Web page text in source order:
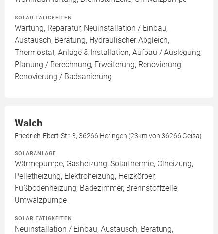
SOLAR TÄTIGKEITEN
Wartung, Reparatur, Neuinstallation / Einbau,
Austausch, Beratung, Hydraulischer Abgleich,
Thermostat, Anlage & Installation, Aufbau / Auslegung,
Planung / Berechnung, Erweiterung, Renovierung,
Renovierung / Badsanierung
Walch
Friedrich-Ebert-Str. 3, 36266 Heringen (23km von 36266 Geisa)
SOLARANLAGE
Wärmepumpe, Gasheizung, Solarthermie, Ölheizung,
Pelletheizung, Elektroheizung, Heizkörper,
Fußbodenheizung, Badezimmer, Brennstoffzelle,
Umwälzpumpe
SOLAR TÄTIGKEITEN
Neuinstallation / Einbau, Austausch, Beratung,